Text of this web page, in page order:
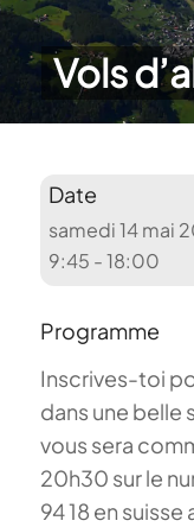
Vols
Date
samedi 14 mai
9:45 - 18:00
Programme
Inscrives-toi
dans une belle
vous sera
20h30 sur le
94 18 en suisse